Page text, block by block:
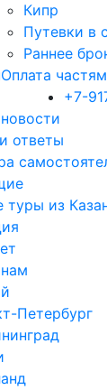
Кипр
Путевки в
Раннее
Оплата
ответы
+7-
туры из
Петербург